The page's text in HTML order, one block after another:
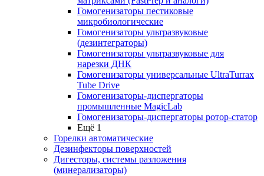
Гомогенизаторы пестиковые
микробиологические
Гомогенизаторы ультразвуковые
(дезинтеграторы)
Гомогенизаторы ультразвуковые для
нарезки ДНК
Гомогенизаторы универсальные UltraTurrax
Tube Drive
Гомогенизаторы-диспергаторы
промышленные MagicLab
Гомогенизаторы-диспергаторы ротор-статор
Ещё 1
Горелки автоматические
Дезинфекторы поверхностей
Дигесторы, системы разложения
(минерализаторы)